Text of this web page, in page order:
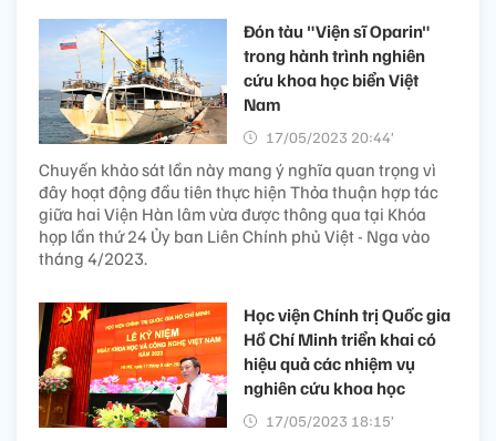
Đón tàu "Viện sĩ Oparin"
trong hành trình nghiên
cứu khoa học biển Việt
Nam
17/05/2023 20:44’
Chuyến khảo sát lần này mang ý nghĩa quan trọng vì
đây hoạt động đầu tiên thực hiện Thỏa thuận hợp tác
giữa hai Viện Hàn lâm vừa được thông qua tại Khóa
họp lần thứ 24 Ủy ban Liên Chính phủ Việt - Nga vào
tháng 4/2023.
Học viện Chính trị Quốc gia
Hồ Chí Minh triển khai có
hiệu quả các nhiệm vụ
nghiên cứu khoa học
17/05/2023 18:15’